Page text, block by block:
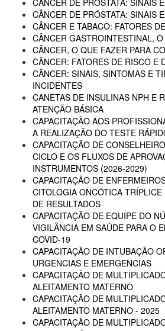
CÂNCER DE PRÓSTATA: SINAIS
CÂNCER DE PRÓSTATA: SINAIS
CÂNCER E TABACO: FATORES
CÂNCER GASTROINTESTINAL,
CÂNCER, O QUE FAZER PARA
CÂNCER: FATORES DE RISCO E
CÂNCER: SINAIS, SINTOMAS E
INCIDENTES
CANETAS DE INSULINAS NPH E
ATENÇÃO BÁSICA
CAPACITAÇÃO AOS
A REALIZAÇÃO DO TESTE
CAPACITAÇÃO DE
CICLO E OS FLUXOS DE
INSTRUMENTOS (2026-2029)
CAPACITAÇÃO DE
CITOLOGIA ONCÓTICA
DE RESULTADOS
CAPACITAÇÃO DE EQUIPE DO
VIGILÂNCIA EM SAÚDE PARA O
COVID-19
CAPACITAÇÃO DE INTUBAÇÃO
URGENCIAS E EMERGENCIAS
CAPACITAÇÃO DE
ALEITAMENTO MATERNO
CAPACITAÇÃO DE
ALEITAMENTO MATERNO - 2025
CAPACITAÇÃO DE